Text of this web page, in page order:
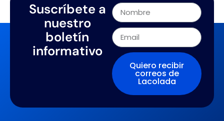
Suscríbete a
nuestro
boletín
informativo
Quiero recibir
correos de
Lacolada